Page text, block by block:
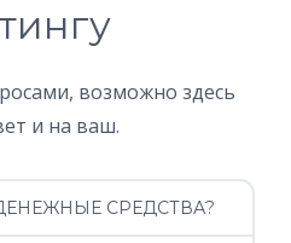
возможно здесь
и на ваш.
СРЕДСТВА?